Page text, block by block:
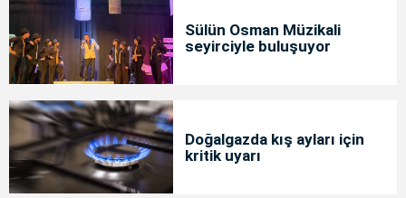
Sülün Osman Müzikali
seyirciyle buluşuyor
Doğalgazda kış ayları için
kritik uyarı